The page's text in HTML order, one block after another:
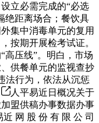
立必需完成的“必选
绝距离场合；餐饮具
集中消毒单元的复用
按期开展检考试证。
高压线”。明白，市场
供餐单元的监视查抄
法行为，依法从沉惩
人平易近日概况关于
盟供稿办事数据办事
网 股 份 有 限 公 司